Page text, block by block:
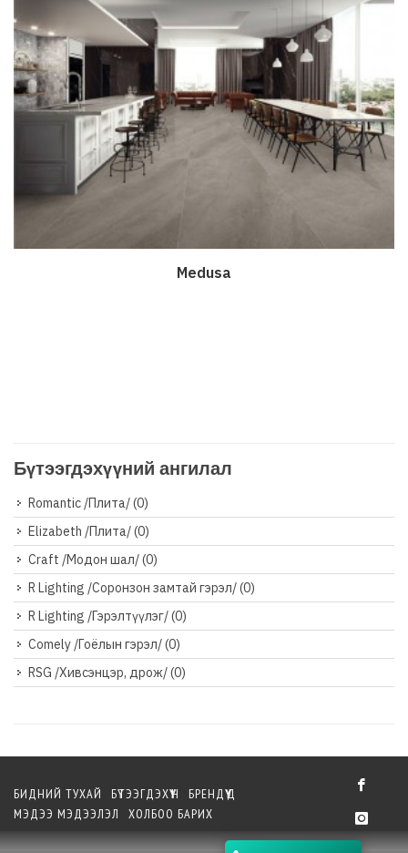
Medusa
Бүтээгдэхүүний ангилал
Romantic /Плита/(0)
Elizabeth /Плита/(0)
Craft /Модон шал/(0)
R Lighting /Соронзон замтай гэрэл/(0)
R Lighting /Гэрэлтүүлэг/(0)
Comely /Гоёлын гэрэл/(0)
RSG /Хивсэнцэр, дрож/(0)
БИДНИЙ ТУХАЙ БҮТЭЭГДЭХҮҮН
БРЕНДҮҮД
МЭДЭЭ МЭДЭЭЛЭЛ
ХОЛБОО БАРИХ